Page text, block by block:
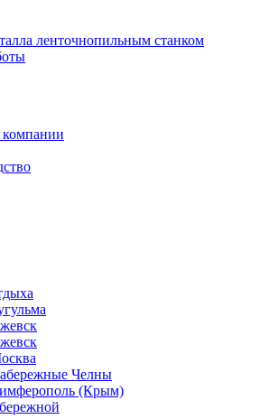
ленточнопильным станком
Челны
(Крым)